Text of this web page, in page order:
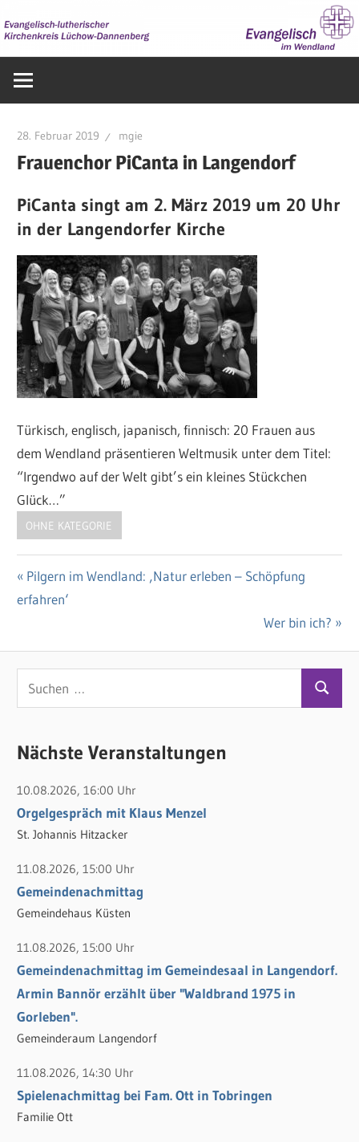
Inhalt
springen
im
28. Februar 2019 mgie
Frauenchor PiCanta in Langendorf
PiCanta singt am 2. März 2019 um 20 Uhr
in der Langendorfer Kirche
Türkisch, englisch, japanisch, finnisch: 20 Frauen aus
dem Wendland präsentieren Weltmusik unter dem Titel:
“Irgendwo auf der Welt gibt’s ein kleines Stückchen
Glück…”
OHNE KATEGORIE
Beitragsnavigation
Vorheriger
Beitrag:
Pilgern im Wendland: ‚Natur erleben – Schöpfung
erfahren‘
Nächster
Wer bin ich?
u
h
n
n
a
c
h
:
Nächste Veranstaltungen
10.08.2026, 16:00 Uhr
Orgelgespräch mit Klaus Menzel
St. Johannis Hitzacker
11.08.2026, 15:00 Uhr
Gemeindenachmittag
Gemeindehaus Küsten
11.08.2026, 15:00 Uhr
Gemeindenachmittag im Gemeindesaal in Langendorf.
Armin Bannör erzählt über "Waldbrand 1975 in
Gorleben".
Gemeinderaum Langendorf
11.08.2026, 14:30 Uhr
Spielenachmittag bei Fam. Ott in Tobringen
Familie Ott